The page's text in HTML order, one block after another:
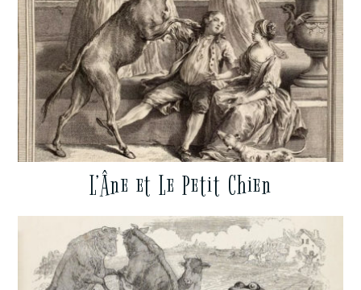
L’Âne et Le Petit Chien